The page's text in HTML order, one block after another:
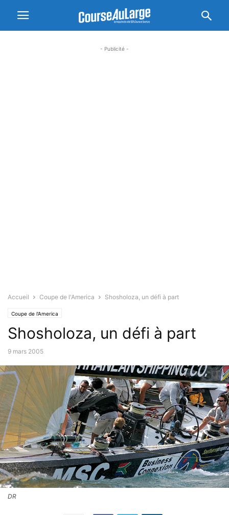
- Publicité -
Accueil Coupe de l'America Shosholoza, un défi à part
Coupe de l'America
Shosholoza, un défi à part
9 mars 2005
DR